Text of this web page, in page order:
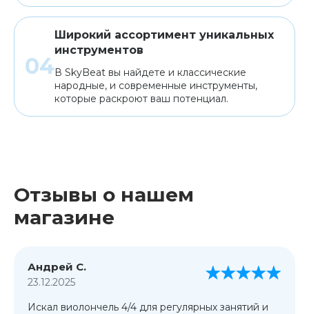
Широкий ассортимент уникальных
инструментов
В SkyBeat вы найдете и классические
народные, и современные инструменты,
которые раскроют ваш потенциал.
Отзывы о нашем
магазине
Андрей С.
23.12.2025
Искал виолончель 4/4 для регулярных занятий и